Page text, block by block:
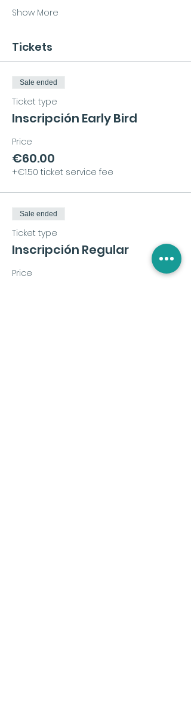
Show More
Tickets
Sale ended
Ticket type
Inscripción Early Bird
Price
€60.00
+€1.50 ticket service fee
Sale ended
Ticket type
Inscripción Regular
Price